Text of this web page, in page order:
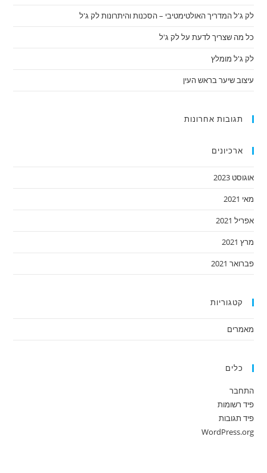
לק ג'ל המדריך האולטימטיבי – הסכנות והיתרונות לק ג'ל
כל מה שצריך לדעת על לק ג'ל
לק ג'ל מומלץ
עיצוב שיער בראש העין
תגובות אחרונות
ארכיונים
אוגוסט 2023
מאי 2021
אפריל 2021
מרץ 2021
פברואר 2021
קטגוריות
מאמרים
כלים
התחבר
פיד רשומות
פיד תגובות
WordPress.org